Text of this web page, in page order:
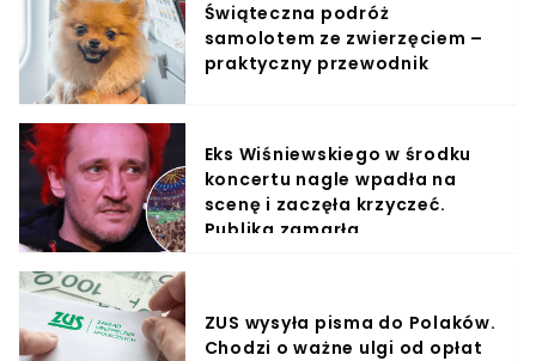
Świąteczna podróż
samolotem ze zwierzęciem –
praktyczny przewodnik
Eks Wiśniewskiego w środku
koncertu nagle wpadła na
scenę i zaczęła krzyczeć.
Publika zamarła
ZUS wysyła pisma do Polaków.
Chodzi o ważne ulgi od opłat